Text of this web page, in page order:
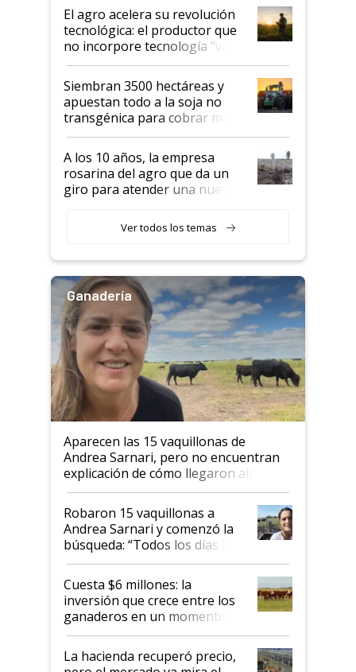
El agro acelera su revolución
tecnológica: el productor que
no incorpore tecnología "va a
perder el tren"
Siembran 3500 hectáreas y
apuestan todo a la soja no
transgénica para cobrar más
por tonelada: compraron un
semillero
A los 10 años, la empresa
rosarina del agro que da un
giro para atender una nueva
Ver todos los temas
Ganadería
Aparecen las 15 vaquillonas de
Andrea Sarnari, pero no encuentran
explicación de cómo llegaron allí
Robaron 15 vaquillonas a
Andrea Sarnari y comenzó la
búsqueda: “Todos los días le
toca a algún productor”
Cuesta $6 millones: la
inversión que crece entre los
ganaderos en un momento
histórico para la actividad
La hacienda recuperó precio,